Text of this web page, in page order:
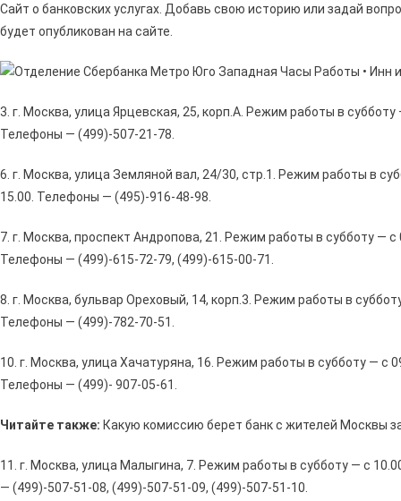
Сайт о банковских услугах. Добавь свою историю или задай
будет опубликован на сайте.
3. г. Москва, улица Ярцевская, 25, корп.А. Режим работы в
Телефоны — (499)-507-21-78.
6. г. Москва, улица Земляной вал, 24/30, стр.1. Режим работы в
15.00. Телефоны — (495)-916-48-98.
7. г. Москва, проспект Андропова, 21. Режим работы в субботу —
Телефоны — (499)-615-72-79, (499)-615-00-71.
8. г. Москва, бульвар Ореховый, 14, корп.3. Режим работы в
Телефоны — (499)-782-70-51.
10. г. Москва, улица Хачатуряна, 16. Режим работы в субботу — с
Телефоны — (499)- 907-05-61.
Читайте также: Какую комиссию берет банк с жителей Москвы
11. г. Москва, улица Малыгина, 7. Режим работы в субботу — с
— (499)-507-51-08, (499)-507-51-09, (499)-507-51-10.